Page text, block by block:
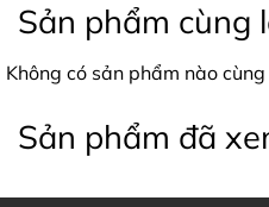
Sản phẩm cùng
Không có sản phẩm nào
Sản phẩm đã